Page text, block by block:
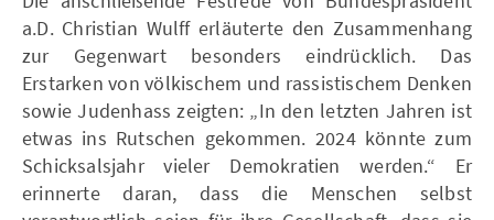
a.D. Christian Wulff erläuterte den Zusammenhang
zur Gegenwart besonders eindrücklich. Das
Erstarken von völkischem und rassistischem Denken
sowie Judenhass zeigten: „In den letzten Jahren ist
etwas ins Rutschen gekommen. 2024 könnte zum
Schicksalsjahr vieler Demokratien werden.“ Er
erinnerte daran, dass die Menschen selbst